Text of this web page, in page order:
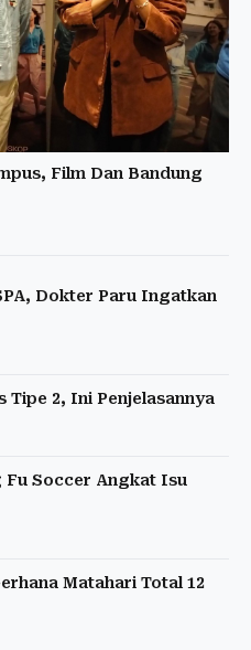
Film Dan Bandung
Dokter Paru Ingatkan
Tipe 2, Ini Penjelasannya
Fu Soccer Angkat Isu
Matahari Total 12